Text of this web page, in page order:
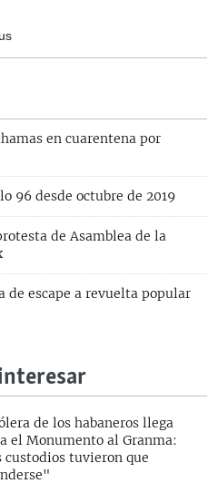
en cuarentena por
96 desde octubre de 2019
de Asamblea de la
de escape a revuelta popular
de los habaneros llega
el Monumento al Granma:
custodios tuvieron que